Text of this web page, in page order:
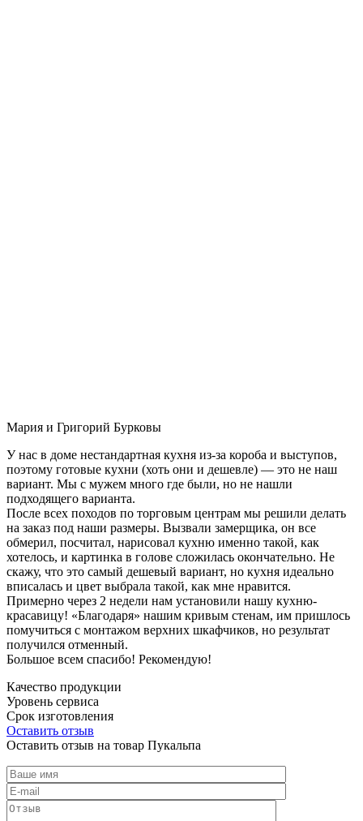
Мария и Григорий Бурковы
У нас в доме нестандартная кухня из-за короба и выступов,
поэтому готовые кухни (хоть они и дешевле) — это не наш
вариант. Мы с мужем много где были, но не нашли
подходящего варианта.
После всех походов по торговым центрам мы решили делать
на заказ под наши размеры. Вызвали замерщика, он все
обмерил, посчитал, нарисовал кухню именно такой, как
хотелось, и картинка в голове сложилась окончательно. Не
скажу, что это самый дешевый вариант, но кухня идеально
вписалась и цвет выбрала такой, как мне нравится.
Примерно через 2 недели нам установили нашу кухню-
красавицу! «Благодаря» нашим кривым стенам, им пришлось
помучиться с монтажом верхних шкафчиков, но результат
получился отменный.
Большое всем спасибо! Рекомендую!
Качество продукции
Уровень сервиса
Срок изготовления
Оставить отзыв
Оставить отзыв на товар Пукальпа